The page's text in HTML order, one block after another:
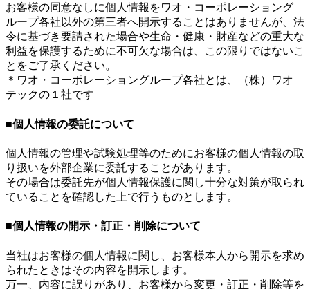
お客様の同意なしに個人情報をワオ・コーポレーショング
ループ各社以外の第三者へ開示することはありませんが、法
令に基づき要請された場合や生命・健康・財産などの重大な
利益を保護するために不可欠な場合は、この限りではないこ
とをご了承ください。
＊ワオ・コーポレーショングループ各社とは、（株）ワオ
テックの１社です
■個人情報の委託について
個人情報の管理や試験処理等のためにお客様の個人情報の取
り扱いを外部企業に委託することがあります。
その場合は委託先が個人情報保護に関し十分な対策が取られ
ていることを確認した上で行うものとします。
■個人情報の開示・訂正・削除について
当社はお客様の個人情報に関し、お客様本人から開示を求め
られたときはその内容を開示します。
万一、内容に誤りがあり、お客様から変更・訂正・削除等を